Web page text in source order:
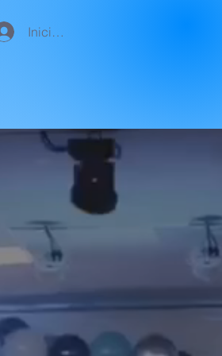
Iniciar sesión